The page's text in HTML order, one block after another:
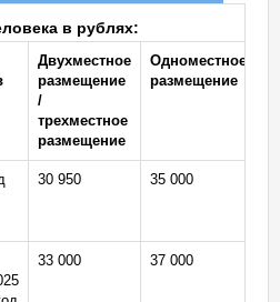
в рублях:
Двухместное
размещение
/
трехместное
размещение
Одноместное
размещение
30 950 35 000
33 000 37 000